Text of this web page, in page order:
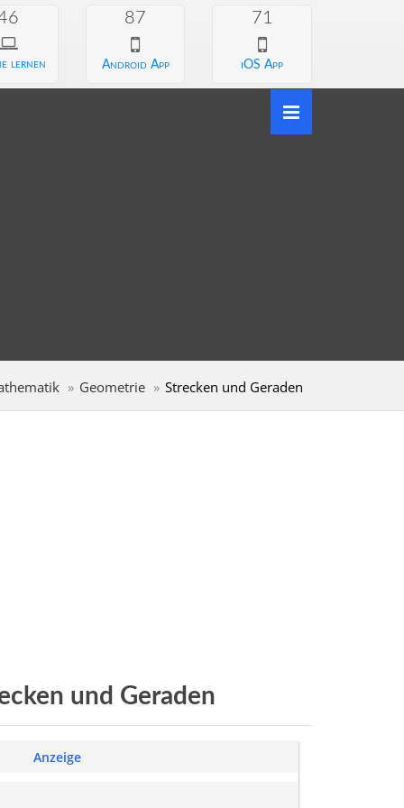
lernen
87
Android App
71
iOS App
Geometrie Strecken und Geraden
und Geraden
Anzeige